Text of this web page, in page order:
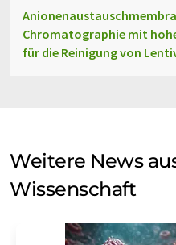
Chromatographie mit
für die Reinigung von
Weitere News
Wissenschaft